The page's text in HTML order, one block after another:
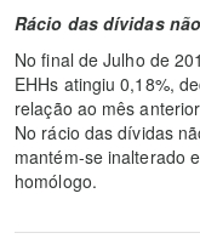
Rácio das dívidas
No final de Julho de
EHHs atingiu 0,18%,
relação ao mês
No rácio das dívidas
mantém-se inalterado
homólogo.